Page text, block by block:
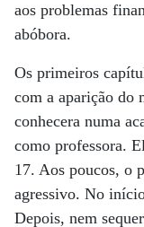
aos problemas
abóbora.
Os primeiros
com a aparição do
conhecera numa
como professora.
17. Aos poucos, o
agressivo. No
Depois, nem